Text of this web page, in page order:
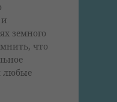
земного
что
любые